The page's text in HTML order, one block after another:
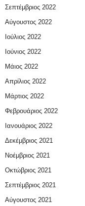
Σεπτέμβριος 2022
Αύγουστος 2022
Ιούλιος 2022
Ιούνιος 2022
Μάιος 2022
Απρίλιος 2022
Μάρτιος 2022
Φεβρουάριος 2022
Ιανουάριος 2022
Δεκέμβριος 2021
Νοέμβριος 2021
Οκτώβριος 2021
Σεπτέμβριος 2021
Αύγουστος 2021